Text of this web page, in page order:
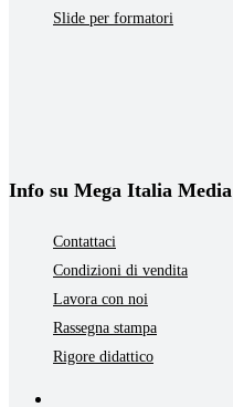
Slide per formatori
Info su Mega Italia Media
Contattaci
Condizioni di vendita
Lavora con noi
Rassegna stampa
Rigore didattico